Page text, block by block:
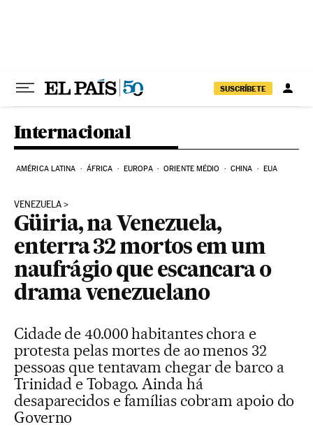
SUSCRÍBETE
Internacional
AMÉRICA LATINA ÁFRICA EUROPA ORIENTE MÉDIO CHINA EUA
VENEZUELA
Güiria, na Venezuela,
enterra 32 mortos em um
naufrágio que escancara o
drama venezuelano
Cidade de 40.000 habitantes chora e
protesta pelas mortes de ao menos 32
pessoas que tentavam chegar de barco a
Trinidad e Tobago. Ainda há
desaparecidos e famílias cobram apoio do
Governo